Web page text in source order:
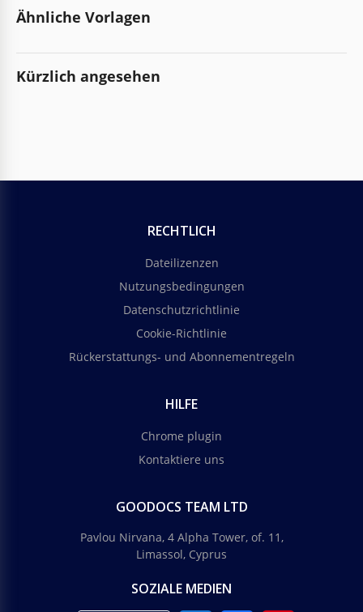
Ähnliche Vorlagen
Kürzlich angesehen
RECHTLICH
Dateilizenzen
Nutzungsbedingungen
Datenschutzrichtlinie
Cookie-Richtlinie
Rückerstattungs- und Abonnementregeln
HILFE
Chrome plugin
Kontaktiere uns
GOODOCS TEAM LTD
Pavlou Nirvana, 4 Alpha Tower, of. 11,
Limassol, Cyprus
SOZIALE MEDIEN